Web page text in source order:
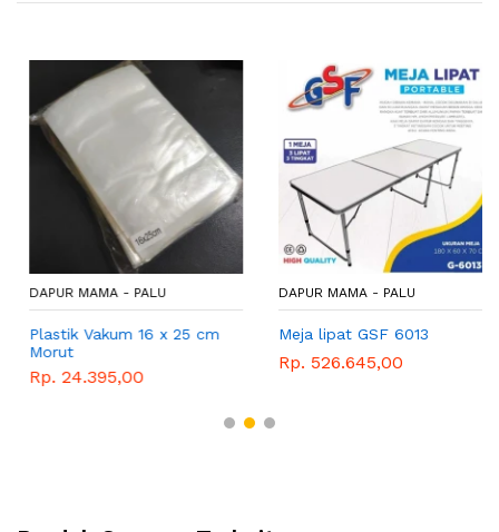
DAPUR MAMA - PALU
Plastik Vakum 16 x 25 cm
Morut
Rp. 24.395,00
DAPUR MAMA - PALU
Meja lipat GSF 6013
Rp. 526.645,00